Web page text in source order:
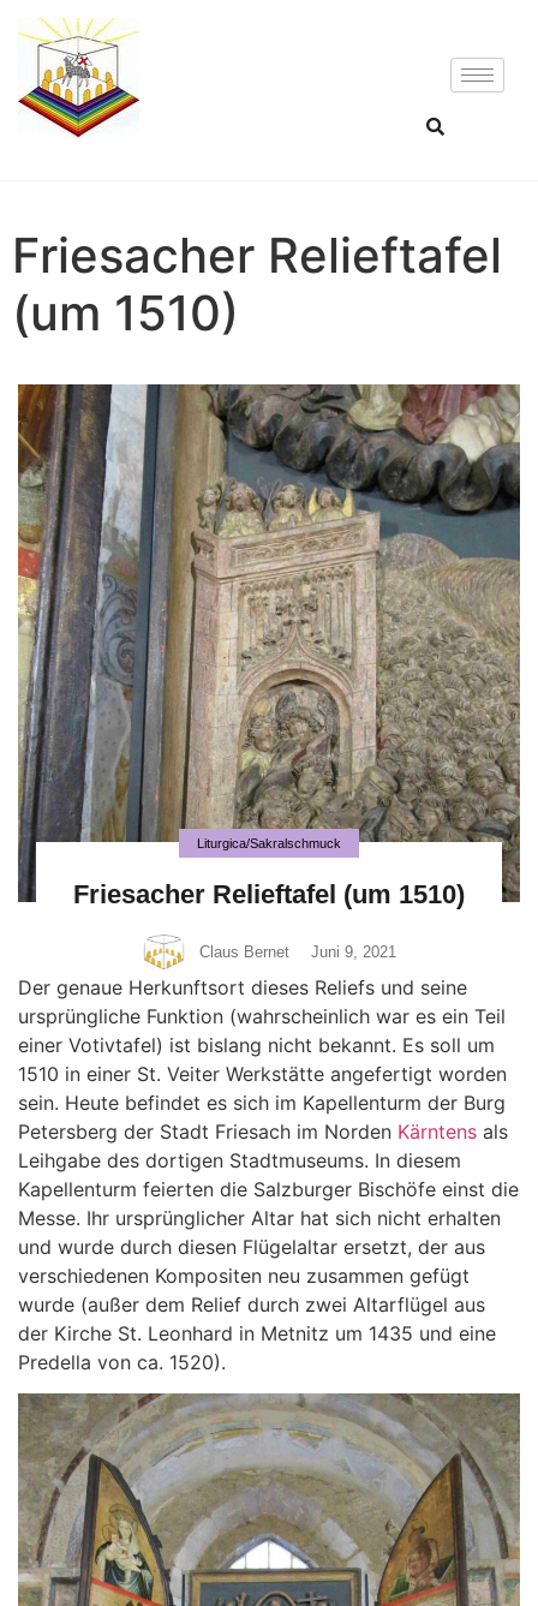
Friesacher Relieftafel
(um 1510)
Liturgica/Sakralschmuck
Friesacher Relieftafel (um 1510)
Claus Bernet Juni 9, 2021
Der genaue Herkunftsort dieses Reliefs und seine
ursprüngliche Funktion (wahrscheinlich war es ein Teil
einer Votivtafel) ist bislang nicht bekannt. Es soll um
1510 in einer St. Veiter Werkstätte angefertigt worden
sein. Heute befindet es sich im Kapellenturm der Burg
Petersberg der Stadt Friesach im Norden Kärntens als
Leihgabe des dortigen Stadtmuseums. In diesem
Kapellenturm feierten die Salzburger Bischöfe einst die
Messe. Ihr ursprünglicher Altar hat sich nicht erhalten
und wurde durch diesen Flügelaltar ersetzt, der aus
verschiedenen Kompositen neu zusammen gefügt
wurde (außer dem Relief durch zwei Altarflügel aus
der Kirche St. Leonhard in Metnitz um 1435 und eine
Predella von ca. 1520).